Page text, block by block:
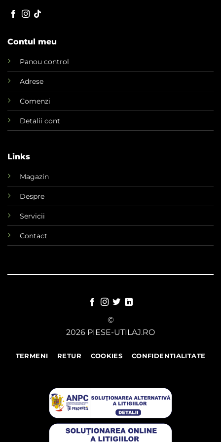
Contul meu
Panou control
Adrese
Comenzi
Detalii cont
Links
Magazin
Despre
Servicii
Contact
©
2026 PIESE-UTILAJ.RO
TERMENI RETUR COOKIES CONFIDENTIALITATE